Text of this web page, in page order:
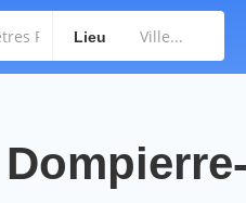
Lieu